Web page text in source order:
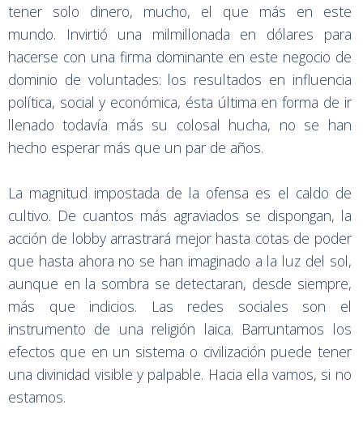
tener solo dinero, mucho, el que más en este
mundo. Invirtió una milmillonada en dólares para
hacerse con una firma dominante en este negocio de
dominio de voluntades: los resultados en influencia
política, social y económica, ésta última en forma de ir
llenado todavía más su colosal hucha, no se han
hecho esperar más que un par de años.
La magnitud impostada de la ofensa es el caldo de
cultivo. De cuantos más agraviados se dispongan, la
acción de lobby arrastrará mejor hasta cotas de poder
que hasta ahora no se han imaginado a la luz del sol,
aunque en la sombra se detectaran, desde siempre,
más que indicios. Las redes sociales son el
instrumento de una religión laica. Barruntamos los
efectos que en un sistema o civilización puede tener
una divinidad visible y palpable. Hacia ella vamos, si no
estamos.